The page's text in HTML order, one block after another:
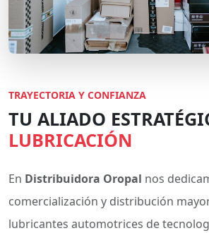
TRAYECTORIA Y CONFIANZA
TU ALIADO
LUBRICACIÓN
En Distribuidora Oropal nos
comercialización y distribución
lubricantes automotrices de